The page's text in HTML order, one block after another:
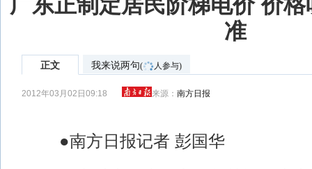
准
正文 我来说两句( 人参与)
2012年03月02日09:18 来源：南方日报
●南方日报记者 彭国华